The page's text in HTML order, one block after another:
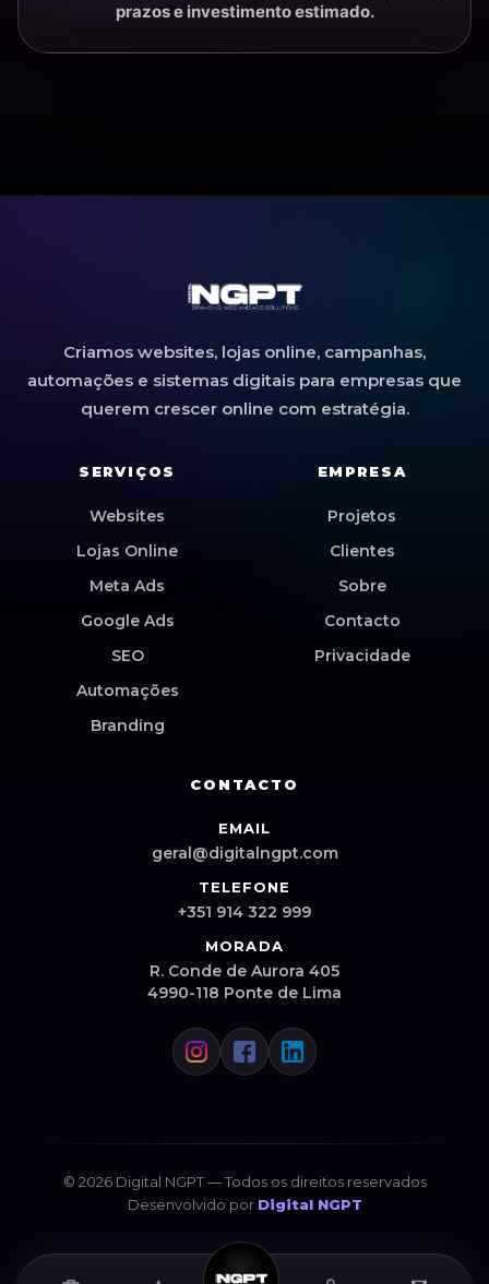
prazos e investimento estimado.
Criamos websites, lojas online, campanhas,
automações e sistemas digitais para empresas que
querem crescer online com estratégia.
SERVIÇOS
Websites
Lojas Online
Meta Ads
Google Ads
SEO
Automações
Branding
EMPRESA
Projetos
Clientes
Sobre
Contacto
Privacidade
CONTACTO
EMAIL
geral@digitalngpt.com
TELEFONE
+351 914 322 999
MORADA
R. Conde de Aurora 405
4990-118 Ponte de Lima
© 2026 Digital NGPT — Todos os direitos reservados
Desenvolvido por Digital NGPT